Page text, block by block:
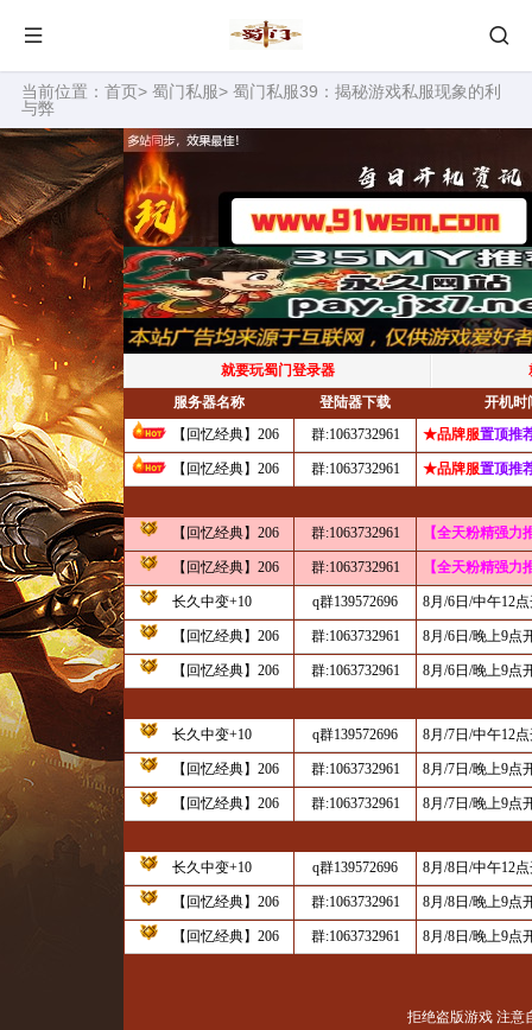
当前位置： 首页> 蜀门私服> 蜀门私服39：揭秘游戏私服现象的利
与弊